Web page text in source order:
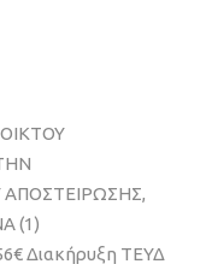
(1)
Διακήρυξη ΤΕΥΔ